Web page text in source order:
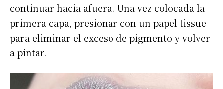
continuar hacia afuera. Una vez colocada la
primera capa, presionar con un papel tissue
para eliminar el exceso de pigmento y volver
a pintar.